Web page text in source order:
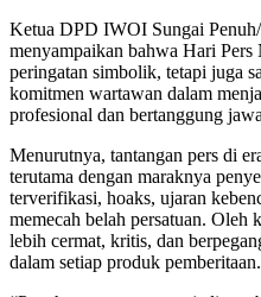
Ketua DPD IWOI Sungai
menyampaikan bahwa Hari
peringatan simbolik, tetapi juga
komitmen wartawan dalam
profesional dan bertanggung
Menurutnya, tantangan pers di
terutama dengan maraknya
terverifikasi, hoaks, ujaran
memecah belah persatuan.
lebih cermat, kritis, dan
dalam setiap produk pemberitaan.